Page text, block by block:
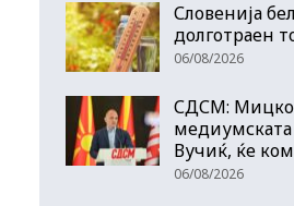
Словенија
долготраен
06/08/2026
СДСМ:
Вучиќ, ќе
06/08/2026